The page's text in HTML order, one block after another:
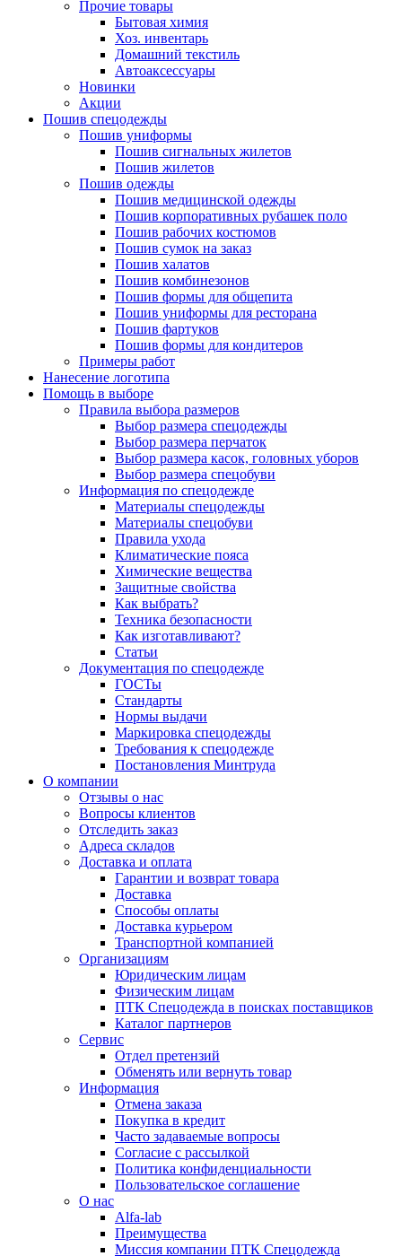
Прочие товары
Бытовая химия
Хоз. инвентарь
Домашний текстиль
Автоаксессуары
Новинки
Акции
Пошив спецодежды
Пошив униформы
Пошив сигнальных жилетов
Пошив жилетов
Пошив одежды
Пошив медицинской одежды
Пошив корпоративных рубашек поло
Пошив рабочих костюмов
Пошив сумок на заказ
Пошив халатов
Пошив комбинезонов
Пошив формы для общепита
Пошив униформы для ресторана
Пошив фартуков
Пошив формы для кондитеров
Примеры работ
Нанесение логотипа
Помощь в выборе
Правила выбора размеров
Выбор размера спецодежды
Выбор размера перчаток
Выбор размера касок, головных уборов
Выбор размера спецобуви
Информация по спецодежде
Материалы спецодежды
Материалы спецобуви
Правила ухода
Климатические пояса
Химические вещества
Защитные свойства
Как выбрать?
Техника безопасности
Как изготавливают?
Статьи
Документация по спецодежде
ГОСТы
Cтандарты
Нормы выдачи
Маркировка спецодежды
Требования к спецодежде
Постановления Минтруда
О компании
Отзывы о нас
Вопросы клиентов
Отследить заказ
Адреса складов
Доставка и оплата
Гарантии и возврат товара
Доставка
Способы оплаты
Доставка курьером
Транспортной компанией
Организациям
Юридическим лицам
Физическим лицам
ПТК Спецодежда в поисках поставщиков
Каталог партнеров
Сервис
Отдел претензий
Обменять или вернуть товар
Информация
Отмена заказа
Покупка в кредит
Часто задаваемые вопросы
Согласие с рассылкой
Политика конфиденциальности
Пользовательское соглашение
О нас
Alfa-lab
Преимущества
Миссия компании ПТК Спецодежда